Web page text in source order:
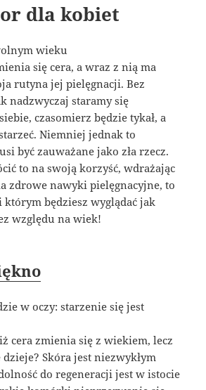
dla kobiet
wieku
się cera, a wraz z nią ma
rutyna jej pielęgnacji. Bez
nadzwyczaj staramy się
czasomierz będzie tykał, a
Niemniej jednak to
być zauważane jako zła rzecz.
to na swoją korzyść, wdrażając
zdrowe nawyki pielęgnacyjne, to
będziesz wyglądać jak
względu na wiek!
w oczy: starzenie się jest
cera zmienia się z wiekiem, lecz
Skóra jest niezwykłym
do regeneracji jest w istocie